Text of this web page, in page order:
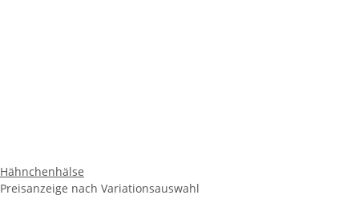
Hähnchenhälse
Preisanzeige nach Variationsauswahl